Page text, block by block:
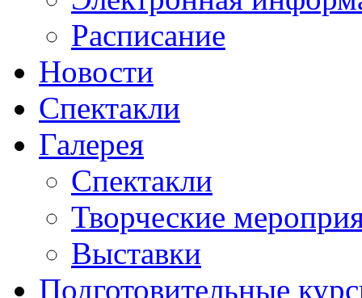
Расписание
Новости
Спектакли
Галерея
Спектакли
Творческие
Выставки
Подготовительные